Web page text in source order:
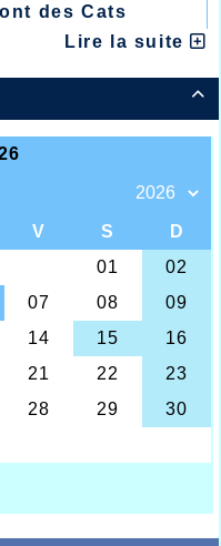
des Cats
Abeilles /
Lire la suite
